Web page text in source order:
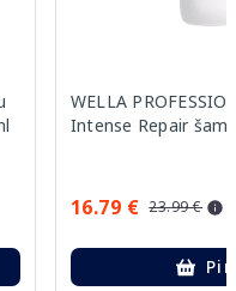
WELLA
Intense Repair
16.79 € 23.99 €